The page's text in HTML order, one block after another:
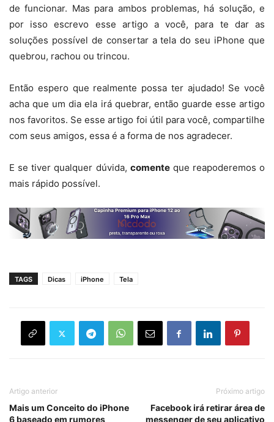
de funcionar. Mas para ambos problemas, há solução, e
por isso escrevo esse artigo a você, para te dar as
soluções possível de consertar a tela do seu iPhone que
quebrou, rachou ou trincou.
Então espero que realmente possa ter ajudado! Se você
acha que um dia ela irá quebrar, então guarde esse artigo
nos favoritos. Se esse artigo foi útil para você, compartilhe
com seus amigos, essa é a forma de nos agradecer.
E se tiver qualquer dúvida, comenteque reapoderemos o
mais rápido possível.
TAGS Dicas iPhone Tela
Artigo anterior
Mais um Conceito do iPhone
6 baseado em rumores
Próximo artigo
Facebook irá retirar área de
messenger de seu aplicativo